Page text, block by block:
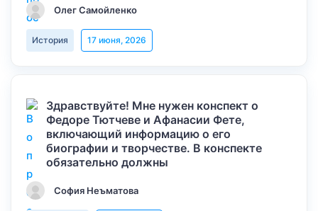
Олег Самойленко
История 17 июня, 2026
Здравствуйте! Мне нужен конспект о
Федоре Тютчеве и Афанасии Фете,
включающий информацию о его
биографии и творчестве. В конспекте
обязательно должны
София Неъматова